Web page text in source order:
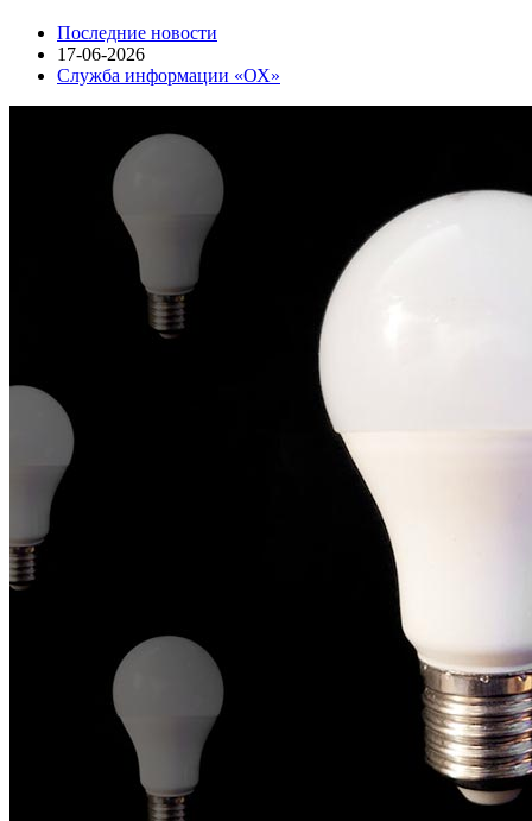
Последние новости
17-06-2026
Служба информации «ОХ»